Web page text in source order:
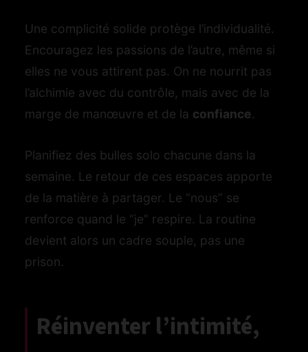
Une complicité solide protège l’individualité.
Encouragez les passions de l’autre, même si
elles ne vous attirent pas. On ne nourrit pas
l’alchimie avec du contrôle, mais avec de la
marge de manœuvre et de la confiance.
Planifiez des bulles solo chacune dans la
semaine. Le retour de ces espaces apporte
de la matière à partager. Le “nous” se
renforce quand le “je” respire. La routine
devient alors un cadre souple, pas une
prison.
Réinventer l’intimité,